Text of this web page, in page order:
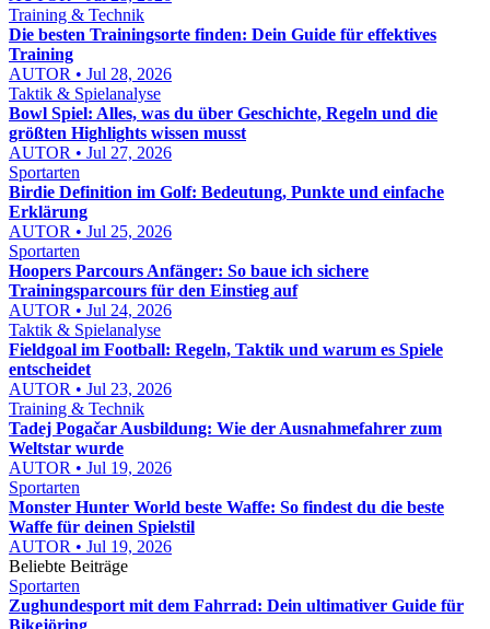
Training & Technik
Die besten Trainingsorte finden: Dein Guide für effektives
Training
AUTOR • Jul 28, 2026
Taktik & Spielanalyse
Bowl Spiel: Alles, was du über Geschichte, Regeln und die
größten Highlights wissen musst
AUTOR • Jul 27, 2026
Sportarten
Birdie Definition im Golf: Bedeutung, Punkte und einfache
Erklärung
AUTOR • Jul 25, 2026
Sportarten
Hoopers Parcours Anfänger: So baue ich sichere
Trainingsparcours für den Einstieg auf
AUTOR • Jul 24, 2026
Taktik & Spielanalyse
Fieldgoal im Football: Regeln, Taktik und warum es Spiele
entscheidet
AUTOR • Jul 23, 2026
Training & Technik
Tadej Pogačar Ausbildung: Wie der Ausnahmefahrer zum
Weltstar wurde
AUTOR • Jul 19, 2026
Sportarten
Monster Hunter World beste Waffe: So findest du die beste
Waffe für deinen Spielstil
AUTOR • Jul 19, 2026
Beliebte Beiträge
Sportarten
Zughundesport mit dem Fahrrad: Dein ultimativer Guide für
Bikejöring